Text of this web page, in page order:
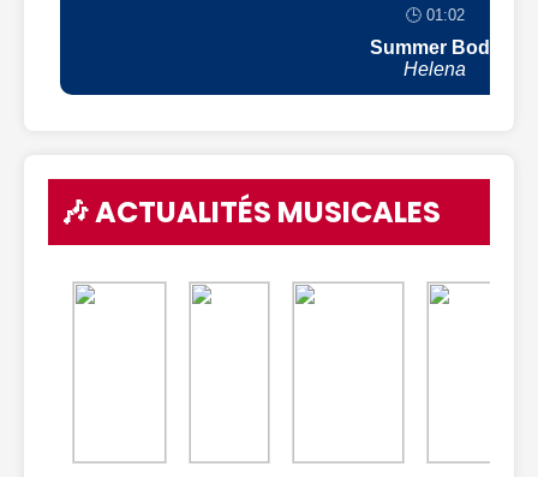
🕒 01:02
Summer Body
Helena
🎶 ACTUALITÉS MUSICALES